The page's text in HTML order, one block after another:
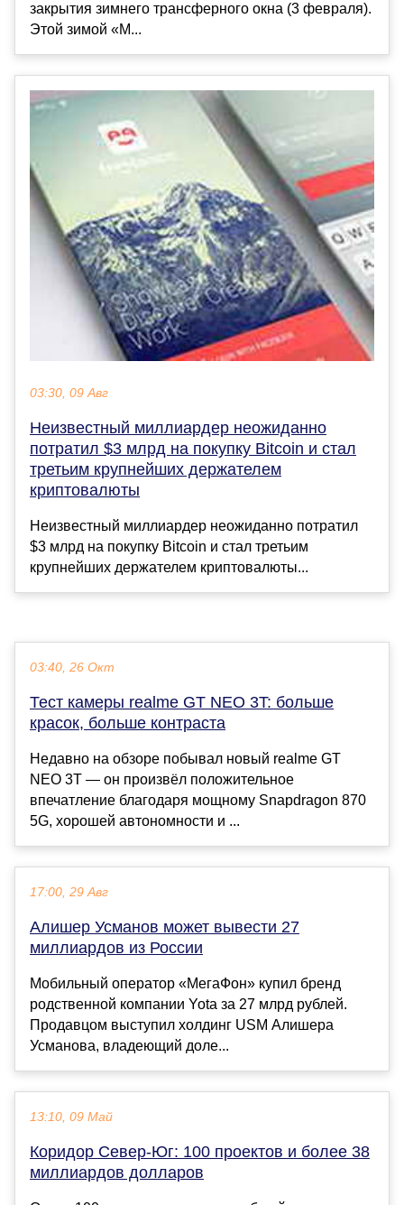
закрытия зимнего трансферного окна (3 февраля).
Этой зимой «М...
03:30, 09 Авг
Неизвестный миллиардер неожиданно
потратил $3 млрд на покупку Bitcoin и стал
третьим крупнейших держателем
криптовалюты
Неизвестный миллиардер неожиданно потратил
$3 млрд на покупку Bitcoin и стал третьим
крупнейших держателем криптовалюты...
03:40, 26 Окт
Тест камеры realme GT NEO 3T: больше
красок, больше контраста
Недавно на обзоре побывал новый realme GT
NEO 3T — он произвёл положительное
впечатление благодаря мощному Snapdragon 870
5G, хорошей автономности и ...
17:00, 29 Авг
Алишер Усманов может вывести 27
миллиардов из России
Мобильный оператор «МегаФон» купил бренд
родственной компании Yota за 27 млрд рублей.
Продавцом выступил холдинг USM Алишера
Усманова, владеющий доле...
13:10, 09 Май
Коридор Север-Юг: 100 проектов и более 38
миллиардов долларов